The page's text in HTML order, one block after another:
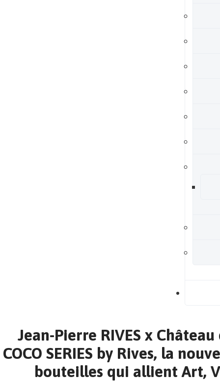
Jean-Pierre RIVES x
COCO SERIES by Rives, la
bouteilles qui allient Art,